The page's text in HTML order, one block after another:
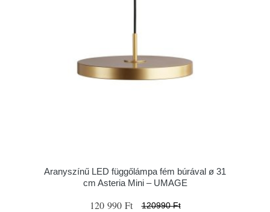
Aranyszínű LED függőlámpa fém búrával ø 31
cm Asteria Mini – UMAGE
120 990 Ft 120990 Ft